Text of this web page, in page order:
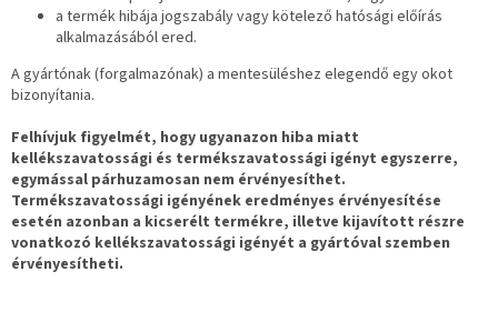
a termék hibája jogszabály vagy kötelező hatósági előírás
alkalmazásából ered.
A gyártónak (forgalmazónak) a mentesüléshez elegendő egy okot
bizonyítania.
Felhívjuk figyelmét, hogy ugyanazon hiba miatt
kellékszavatossági és termékszavatossági igényt egyszerre,
egymással párhuzamosan nem érvényesíthet.
Termékszavatossági igényének eredményes érvényesítése
esetén azonban a kicserélt termékre, illetve kijavított részre
vonatkozó kellékszavatossági igényét a gyártóval szemben
érvényesítheti.